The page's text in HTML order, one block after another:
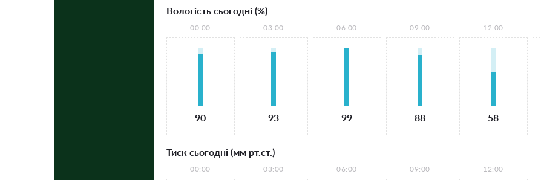
Вологість сьогодні (%)
00:00
90
03:00
93
06:00
99
09:00
88
12:00
58
Тиск сьогодні (мм рт.ст.)
00:00 03:00 06:00 09:00 12:00